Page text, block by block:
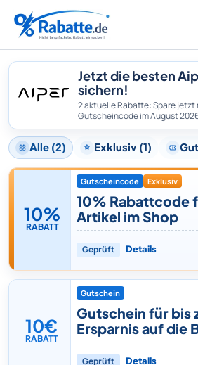
Jetzt die besten
sichern!
2 aktuelle Rabatte: Spare jetzt
Gutscheincode im August
Alle (2) Exklusiv (1)
10%
RABATT
Gutscheincode Exklusiv
10% Rabattcode
Artikel im Shop
Geprüft Details
10€
RABATT
Gutschein
Gutschein für bis
Ersparnis auf die
Geprüft Details